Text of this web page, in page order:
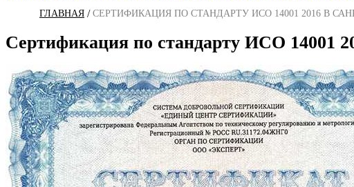
ГЛАВНАЯ / СЕРТИФИКАЦИЯ ПО СТАНДАРТУ ИСО 14001 2016 В
Сертификация по стандарту ИСО 14001